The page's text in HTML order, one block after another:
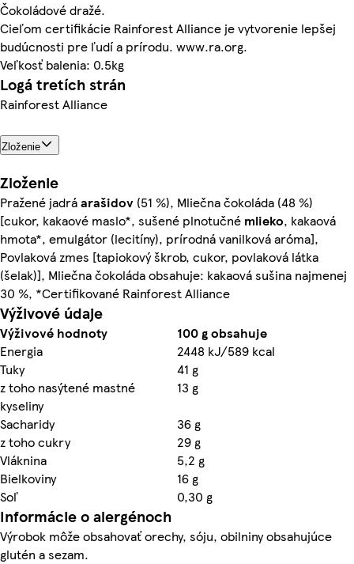
Čokoládové dražé.
Cieľom certifikácie Rainforest Alliance je vytvorenie lepšej
budúcnosti pre ľudí a prírodu. www.ra.org.
Veľkosť balenia: 0.5kg
Logá tretích strán
Rainforest Alliance
Zloženie
Zloženie
Pražené jadráarašidov (51 %), Mliečna čokoláda (48 %)
[cukor, kakaové maslo*, sušené plnotučné mlieko, kakaová
hmota*, emulgátor (lecitíny), prírodná vanilková aróma],
Povlaková zmes [tapiokový škrob, cukor, povlaková látka
(šelak)], Mliečna čokoláda obsahuje: kakaová sušina najmenej
30 %, *Certifikované Rainforest Alliance
Výživové údaje
Výživové hodnoty
100 g obsahuje
Energia
2448 kJ/589 kcal
Tuky
41 g
z toho nasýtené mastné
kyseliny
13 g
Sacharidy
36 g
z toho cukry
29 g
Vláknina
5,2 g
Bielkoviny
16 g
Soľ
0,30 g
Informácie o alergénoch
Výrobok môže obsahovať orechy, sóju, obilniny obsahujúce
glutén a sezam.